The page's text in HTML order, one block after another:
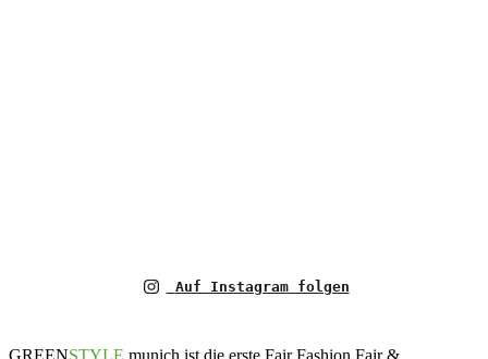
Auf Instagram folgen